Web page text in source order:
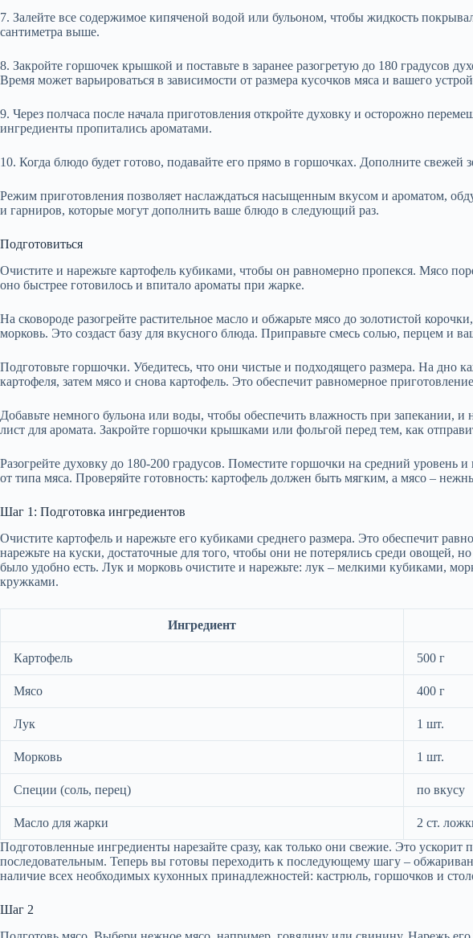
7. Залейте все содержимое кипяченой водой или бульоном, чтобы жидкость
сантиметра выше.
8. Закройте горшочек крышкой и поставьте в заранее разогретую до 180 градусов
Время может варьироваться в зависимости от размера кусочков мяса и вашего
9. Через полчаса после начала приготовления откройте духовку и осторожно
ингредиенты пропитались ароматами.
10. Когда блюдо будет готово, подавайте его прямо в горшочках. Дополните свежей
Режим приготовления позволяет наслаждаться насыщенным вкусом и ароматом,
и гарниров, которые могут дополнить ваше блюдо в следующий раз.
Подготовиться
Очистите и нарежьте картофель кубиками, чтобы он равномерно пропекся. Мясо
оно быстрее готовилось и впитало ароматы при жарке.
На сковороде разогрейте растительное масло и обжарьте мясо до золотистой
морковь. Это создаст базу для вкусного блюда. Приправьте смесь солью, перцем
Подготовьте горшочки. Убедитесь, что они чистые и подходящего размера. На дно
картофеля, затем мясо и снова картофель. Это обеспечит равномерное
Добавьте немного бульона или воды, чтобы обеспечить влажность при запекании, и
лист для аромата. Закройте горшочки крышками или фольгой перед тем, как
Разогрейте духовку до 180-200 градусов. Поместите горшочки на средний уровень и
от типа мяса. Проверяйте готовность: картофель должен быть мягким, а мясо –
Шаг 1: Подготовка ингредиентов
Очистите картофель и нарежьте его кубиками среднего размера. Это обеспечит
нарежьте на куски, достаточные для того, чтобы они не потерялись среди овощей,
было удобно есть. Лук и морковь очистите и нарежьте: лук – мелкими кубиками,
кружками.
Ингредиент
Картофель 500 г
Мясо 400 г
Лук 1 шт.
Морковь 1 шт.
Специи (соль, перец) по вкусу
Масло для жарки
2 ст.
Подготовленные ингредиенты нарезайте сразу, как только они свежие. Это ускорит
последовательным. Теперь вы готовы переходить к последующему шагу –
наличие всех необходимых кухонных принадлежностей: кастрюль, горшочков и
Шаг 2